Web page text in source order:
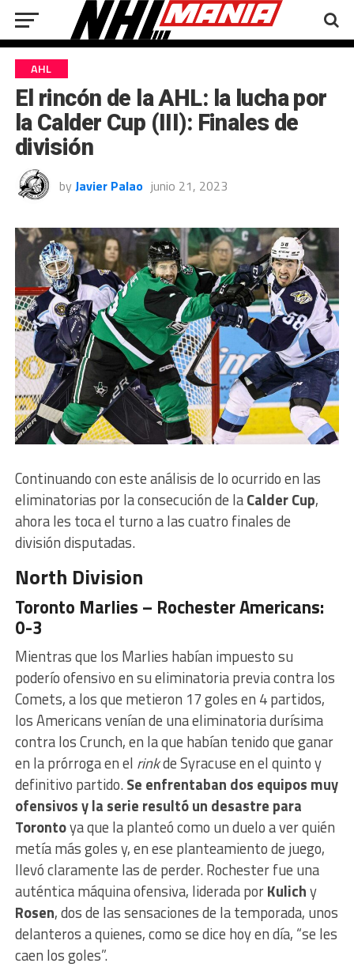
AHL
El rincón de la AHL: la lucha por
la Calder Cup (III): Finales de
división
by Javier Palao junio 21, 2023
Continuando con este análisis de lo ocurrido en las
eliminatorias por la consecución de laCalder Cup,
ahora les toca el turno a las cuatro finales de
división disputadas.
North Division
Toronto Marlies – Rochester Americans:
0-3
Mientras que los Marlies habían impuesto su
poderío ofensivo en su eliminatoria previa contra los
Comets, a los que metieron 17 goles en 4 partidos,
los Americans venían de una eliminatoria durísima
contra los Crunch, en la que habían tenido que ganar
en la prórroga en el rinkde Syracuse en el quinto y
definitivo partido.Se enfrentaban dos equipos muy
ofensivos y la serie resultó un desastre para
Torontoya que la planteó como un duelo a ver quién
metía más goles y, en ese planteamiento de juego,
llevó claramente las de perder. Rochester fue una
auténtica máquina ofensiva, liderada porKulichy
Rosen, dos de las sensaciones de la temporada, unos
delanteros a quienes, como se dice hoy en día, “se les
caen los goles”.